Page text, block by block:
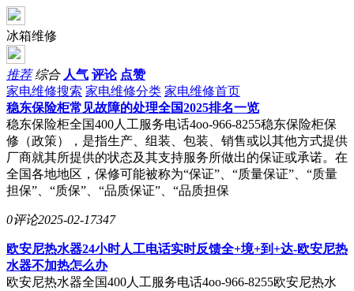
冰箱维修
推荐 综合 人气 评论 点赞
家电维修搜索 家电维修分类 家电维修首页
稳东保险柜常见故障的处理全国2025排名一览
稳东保险柜全国400人工服务电话4oo-966-8255稳东保险柜保
修（政策），是指生产、组装、包装、销售或以其他方式提供
厂商就其所提供的状态及其支持服务所做出的保证或承诺。在
全国各地地区，保修可能被称为“保证”、“质量保证”、“质量
担保”、“质保”、“品质保证”、“品质担保
0评论2025-02-17347
欧安尼热水器24小时人工电话实时反馈全+境+到+达-欧安尼热
水器不加热怎么办
欧安尼热水器全国400人工服务电话4oo-966-8255欧安尼热水